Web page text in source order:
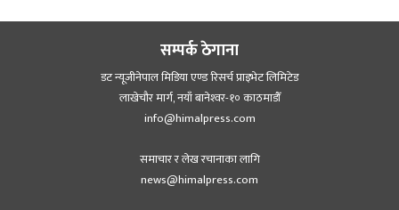
सम्पर्क ठेगाना
डट न्यूजीनेपाल मिडिया एण्ड रिसर्च प्राइभेट लिमिटेड
लाखेचौर मार्ग, नयाँ बानेश्‍वर-१० काठमाडौँ
info@himalpress.com
समाचार र लेख रचानाका लागि
news@himalpress.com